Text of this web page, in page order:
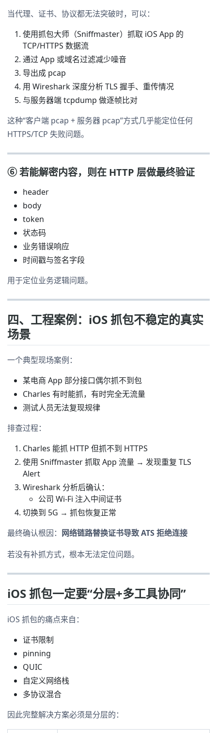
当代理、证书、协议都无法突破时，可以：
使用抓包大师（Sniffmaster）抓取 iOS App 的
TCP/HTTPS 数据流
通过 App 或域名过滤减少噪音
导出成 pcap
用 Wireshark 深度分析 TLS 握手、重传情况
与服务器端 tcpdump 做逐帧比对
这种“客户端 pcap + 服务器 pcap”方式几乎能定位任何
HTTPS/TCP 失败问题。
⑥ 若能解密内容，则在 HTTP 层做最终验证
header
body
token
状态码
业务错误响应
时间戳与签名字段
用于定位业务逻辑问题。
四、工程案例：iOS 抓包不稳定的真实
场景
一个典型现场案例：
某电商 App 部分接口偶尔抓不到包
Charles 有时能抓，有时完全无流量
测试人员无法复现规律
排查过程：
Charles 能抓 HTTP 但抓不到 HTTPS
使用 Sniffmaster 抓取 App 流量 → 发现重复 TLS
Alert
Wireshark 分析后确认：
公司 Wi-Fi 注入中间证书
切换到 5G → 抓包恢复正常
最终确认根因： 网络链路替换证书导致 ATS 拒绝连接
若没有补抓方式，根本无法定位问题。
iOS 抓包一定要“分层+多工具协同”
iOS 抓包的痛点来自：
证书限制
pinning
QUIC
自定义网络栈
多协议混合
因此完整解决方案必须是分层的：